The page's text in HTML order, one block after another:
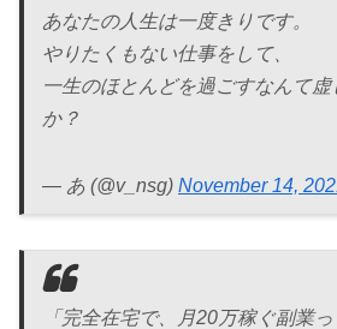
あなたの人生は一度きりです。
やりたくもない仕事をして、
一生のほとんどを過ごすなんて
か？
— あ (@v_nsg) November 14,
「完全在宅で、月20万稼ぐ副業